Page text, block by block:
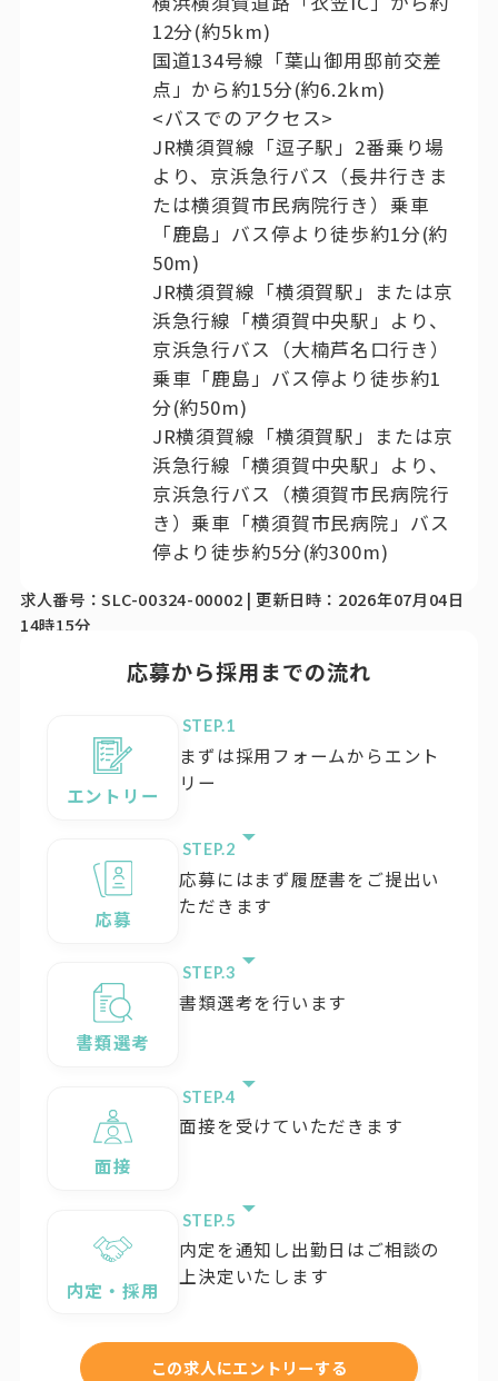
12分(約5km)
国道134号線「葉山御用邸前交差
点」から約15分(約6.2km)
<バスでのアクセス>
JR横須賀線「逗子駅」2番乗り場
より、京浜急行バス（長井行きま
たは横須賀市民病院行き）乗車
「鹿島」バス停より徒歩約1分(約
50m)
JR横須賀線「横須賀駅」または京
浜急行線「横須賀中央駅」より、
京浜急行バス（大楠芦名口行き）
乗車「鹿島」バス停より徒歩約1
分(約50m)
JR横須賀線「横須賀駅」または京
浜急行線「横須賀中央駅」より、
京浜急行バス（横須賀市民病院行
き）乗車「横須賀市民病院」バス
停より徒歩約5分(約300m)
求人番号：SLC-00324-00002 | 更新日時：2026年07月04日
14時15分
応募から採用までの流れ
エントリー
STEP.
まずは採用フォームからエント
リー
応募
STEP.
応募にはまず履歴書をご提出い
ただきます
書類選考
STEP.
書類選考を行います
面接
STEP.
面接を受けていただきます
内定・採用
STEP.
内定を通知し出勤日はご相談の
上決定いたします
この求人にエントリーする